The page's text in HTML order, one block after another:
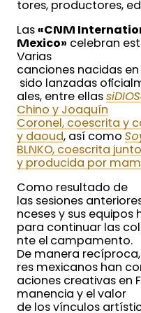
tores, productores,
Las «CNM
Mexico» celebran
Varias
canciones nacidas
sido lanzadas
ales, entre ellas
Chino y Joaquín
Coronel, coescrita y
y daoud, así como
BLNKO, coescrita
y producida por
Como resultado de
las sesiones
nceses y sus equipos
para continuar las
nte el campamento.
De manera
res mexicanos han
aciones creativas en
manencia y el valor
de los vínculos